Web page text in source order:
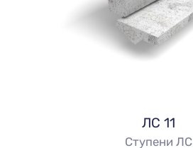
ЛС 11
Ступени ЛС